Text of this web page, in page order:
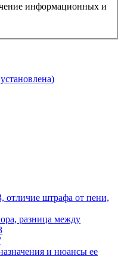
информационных и
отличие штрафа от пени,
разница между
и нюансы ее